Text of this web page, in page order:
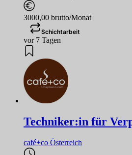
3000,00 brutto/Monat
Schichtarbeit
vor 7 Tagen
Techniker:in für
café+co Österreich